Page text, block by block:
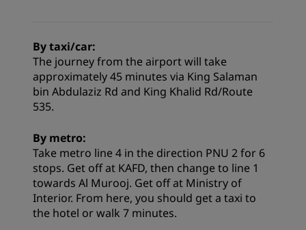
By taxi/car:
The journey from the airport will take
approximately 45 minutes via King Salaman
bin Abdulaziz Rd and King Khalid Rd/Route
535.
By metro:
Take metro line 4 in the direction PNU 2 for 6
stops. Get off at KAFD, then change to line 1
towards Al Murooj. Get off at Ministry of
Interior. From here, you should get a taxi to
the hotel or walk 7 minutes.